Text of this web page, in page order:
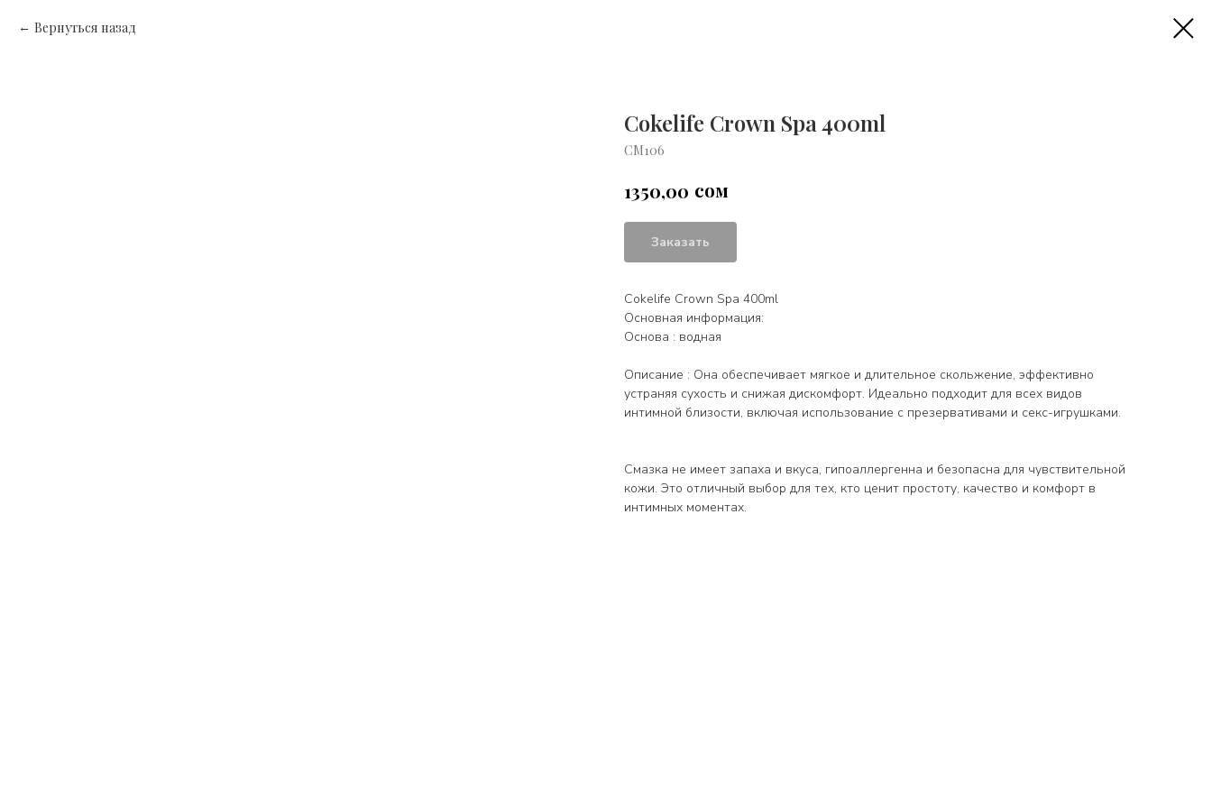
Вернуться назад
Cokelife Crown Spa 400ml
СМ106
1350,00 сом
Заказать
Cokelife Crown Spa 400ml
Основная информация:
Основа : водная
Описание : Она обеспечивает мягкое и длительное скольжение, эффективно
устраняя сухость и снижая дискомфорт. Идеально подходит для всех видов
интимной близости, включая использование с презервативами и секс-игрушками.
Смазка не имеет запаха и вкуса, гипоаллергенна и безопасна для чувствительной
кожи. Это отличный выбор для тех, кто ценит простоту, качество и комфорт в
интимных моментах.